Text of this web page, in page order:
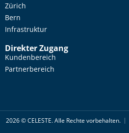
Zürich
Bern
Infrastruktur
Direkter Zugang
Kundenbereich
Partnerbereich
2026 © CELESTE. Alle Rechte vorbehalten.